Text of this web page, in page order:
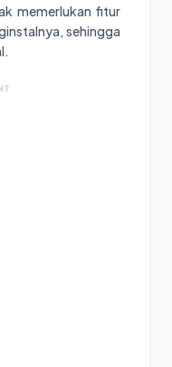
memerlukan fitur
sehingga